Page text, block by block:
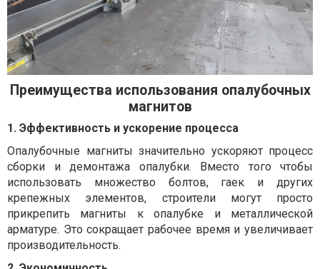
Преимущества использования опалубочных
магнитов
1. Эффективность и ускорение процесса
Опалубочные магниты значительно ускоряют процесс
сборки и демонтажа опалубки. Вместо того чтобы
использовать множество болтов, гаек и других
крепежных элементов, строители могут просто
прикрепить магниты к опалубке и металлической
арматуре. Это сокращает рабочее время и увеличивает
производительность.